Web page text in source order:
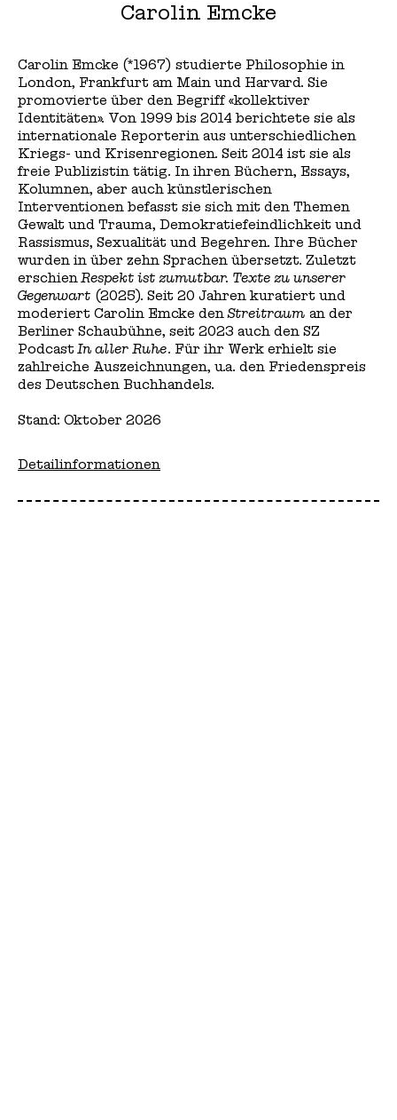
Carolin Emcke
Carolin Emcke (*1967) studierte Philosophie in
London, Frankfurt am Main und Harvard. Sie
promovierte über den Begriff «kollektiver
Identitäten». Von 1999 bis 2014 berichtete sie als
internationale Reporterin aus unterschiedlichen
Kriegs- und Krisenregionen. Seit 2014 ist sie als
freie Publizistin tätig. In ihren Büchern, Essays,
Kolumnen, aber auch künstlerischen
Interventionen befasst sie sich mit den Themen
Gewalt und Trauma, Demokratiefeindlichkeit und
Rassismus, Sexualität und Begehren. Ihre Bücher
wurden in über zehn Sprachen übersetzt. Zuletzt
erschien Respekt ist zumutbar. Texte zu unserer
Gegenwart (2025). Seit 20 Jahren kuratiert und
moderiert Carolin Emcke denStreitraum an der
Berliner Schaubühne, seit 2023 auch den SZ
Podcast In aller Ruhe. Für ihr Werk erhielt sie
zahlreiche Auszeichnungen, u.a. den Friedenspreis
des Deutschen Buchhandels.
Stand: Oktober 2026
Detailinformationen